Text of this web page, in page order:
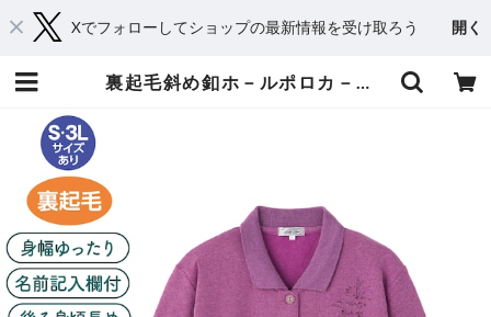
Xでフォローしてショップの最新情報を受け取ろう 開く
裏起毛斜め釦ホ－ルポロカ－ディ③（婦人） | おしゃれシニアの衣料品店 コタケ